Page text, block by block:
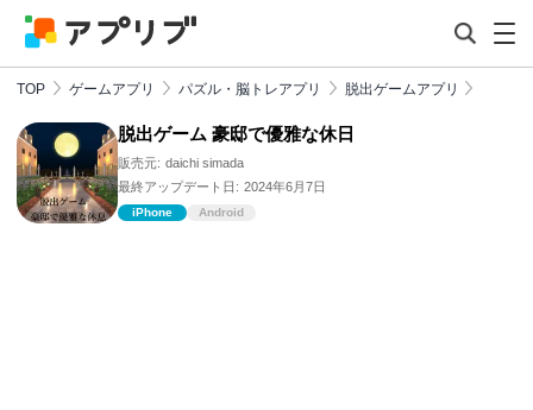
TOP ゲームアプリ パズル・脳トレアプリ 脱出ゲームアプリ
脱出ゲーム 豪邸で優雅な休日
販売元: daichi simada
最終アップデート日: 2024年6月7日
iPhone Android